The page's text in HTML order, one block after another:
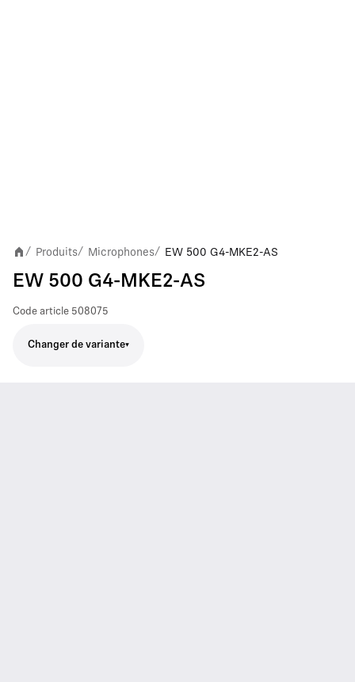
/ Produits/ Microphones/ EW 500 G4-MKE2-AS
EW 500 G4-MKE2-AS
Code article 508075
Changer de variante